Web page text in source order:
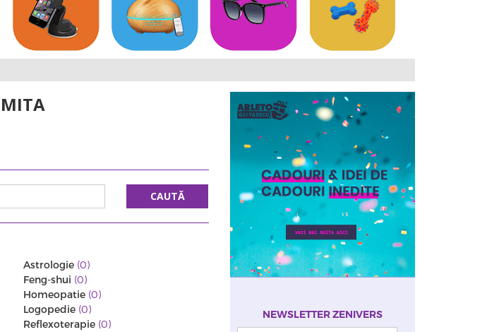
CAUTĂ
Astrologie (0)
Feng-shui (0)
Homeopatie (0)
Logopedie (0)
Reflexoterapie (0)
NEWSLETTER ZENIVERS